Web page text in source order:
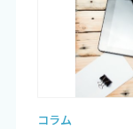
コラム